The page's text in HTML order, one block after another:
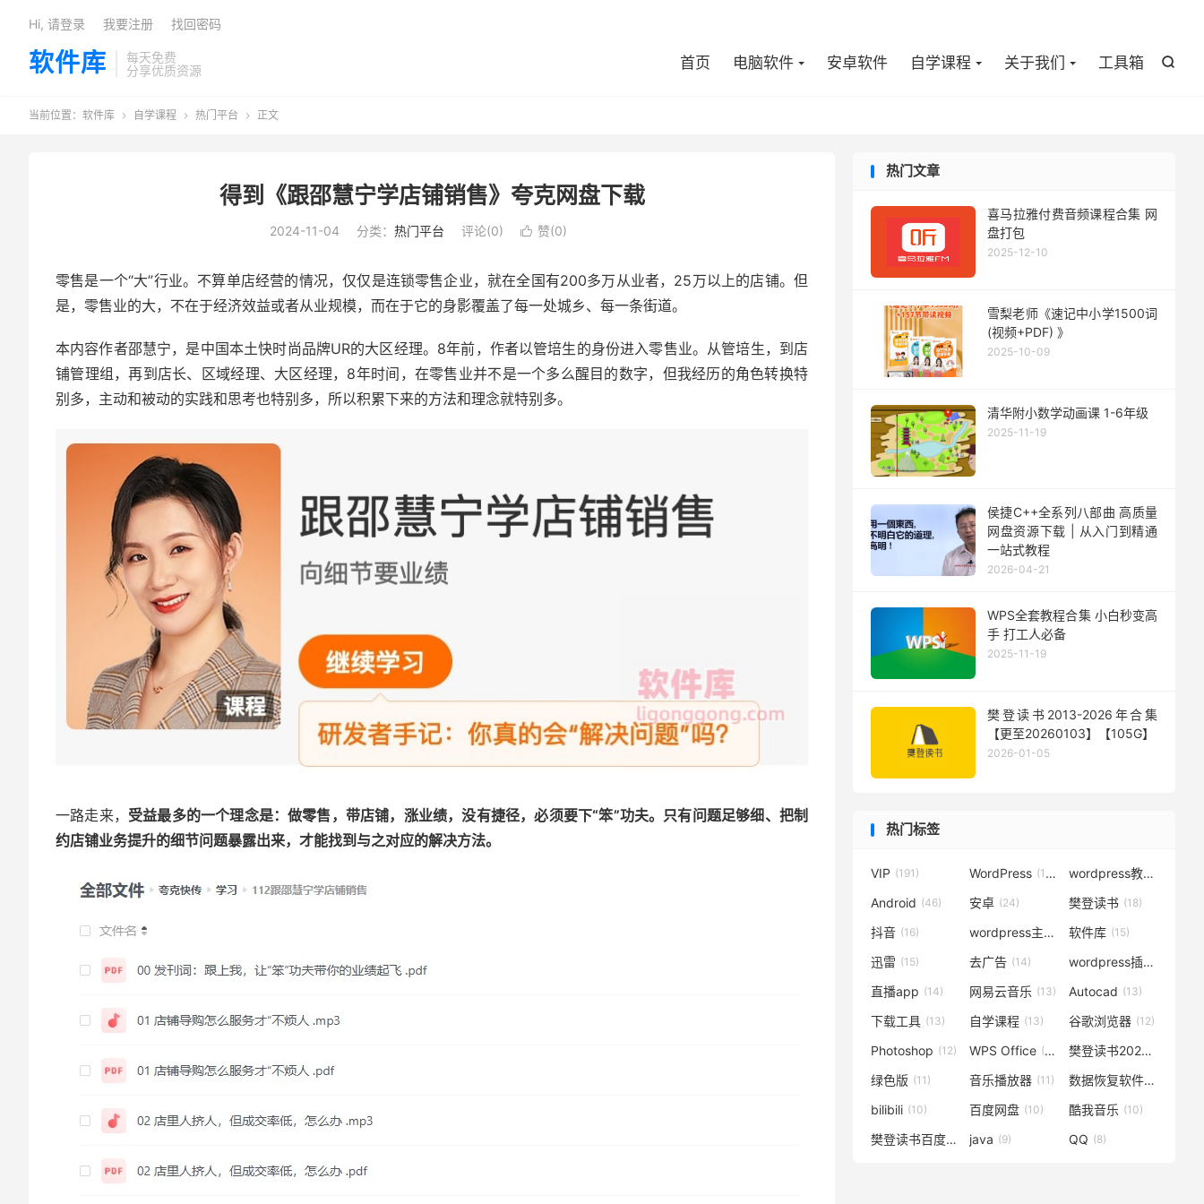
软件库
每天免费
分享优质资源

首页 电脑软件 安卓软件 自学课程 关于我们 工具箱
Hi, 请登录 我要注册 找回密码
当前位置： 软件库  自学课程  热门平台  正文
得到《跟邵慧宁学店铺销售》夸克网盘下载
2024-11-04 分类： 热门平台 评论(0)  赞(0)
零售是一个“大”行业。不算单店经营的情况，仅仅是连锁零售企业，就在全国有200多万从业者，25万以上的店铺。但
是，零售业的大，不在于经济效益或者从业规模，而在于它的身影覆盖了每一处城乡、每一条街道。
本内容作者邵慧宁，是中国本土快时尚品牌UR的大区经理。8年前，作者以管培生的身份进入零售业。从管培生，到店
铺管理组，再到店长、区域经理、大区经理，8年时间，在零售业并不是一个多么醒目的数字，但我经历的角色转换特
别多，主动和被动的实践和思考也特别多，所以积累下来的方法和理念就特别多。
一路走来， 受益最多的一个理念是：做零售，带店铺，涨业绩，没有捷径，必须要下“笨”功夫。只有问题足够细、把制
约店铺业务提升的细节问题暴露出来，才能找到与之对应的解决方法。
热门文章
喜马拉雅付费音频课程合集 网
盘打包
2025-12-10
雪梨老师《速记中小学1500词
(视频+PDF) 》
2025-10-09
清华附小数学动画课 1-6年级
2025-11-19
侯捷C++全系列八部曲 高质量
网盘资源下载 | 从入门到精通
一站式教程
2026-04-21
WPS全套教程合集 小白秒变高
手 打工人必备
2025-11-19
樊登读书2013-2026年合集
【更至20260103】【105G】
2026-01-05
热门标签
VIP (191) WordPress (119) wordpress教程
Android (46) 安卓 (24) 樊登读书 (18)
抖音 (16) wordpress主题 (15)
软件库 (15)
迅雷 (15) 去广告 (14) wordpress插件
直播app (14) 网易云音乐 (13) Autocad (13)
下载工具 (13) 自学课程 (13) 谷歌浏览器 (12)
Photoshop (12) WPS Office (12) 樊登读书2020
绿色版 (11) 音乐播放器 (11) 数据恢复软件(11)
bilibili (10) 百度网盘 (10) 酷我音乐 (10)
樊登读书百度云 (10)
java (9) QQ (8)